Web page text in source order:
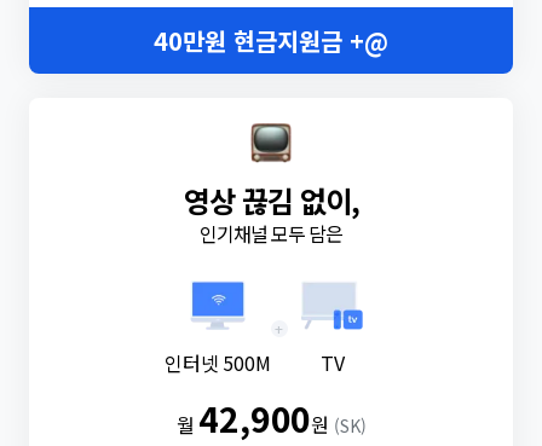
40만원 현금지원금 +@
영상 끊김 없이,
인기채널 모두 담은
인터넷 500M
+
TV
월 42,900원 (SK)